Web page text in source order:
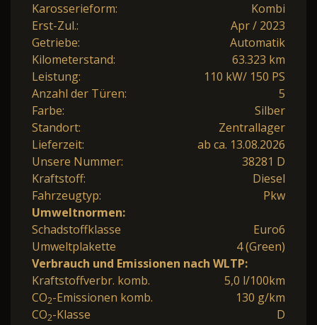
Karosserieform:
Kombi
Erst-Zul.:
Apr / 2023
Getriebe:
Automatik
Kilometerstand:
63.323 km
Leistung:
110 kW/ 150 PS
Anzahl der Türen:
5
Farbe:
Silber
Standort:
Zentrallager
Lieferzeit:
ab ca. 13.08.2026
Unsere Nummer:
38281 D
Kraftstoff:
Diesel
Fahrzeugtyp:
Pkw
Umweltnormen:
Schadstoffklasse
Euro6
Umweltplakette
4 (Green)
Verbrauch und Emissionen nach WLTP:
Kraftstoffverbr. komb.
5,0 l/100km
CO2-Emissionen komb.
130 g/km
CO2-Klasse D